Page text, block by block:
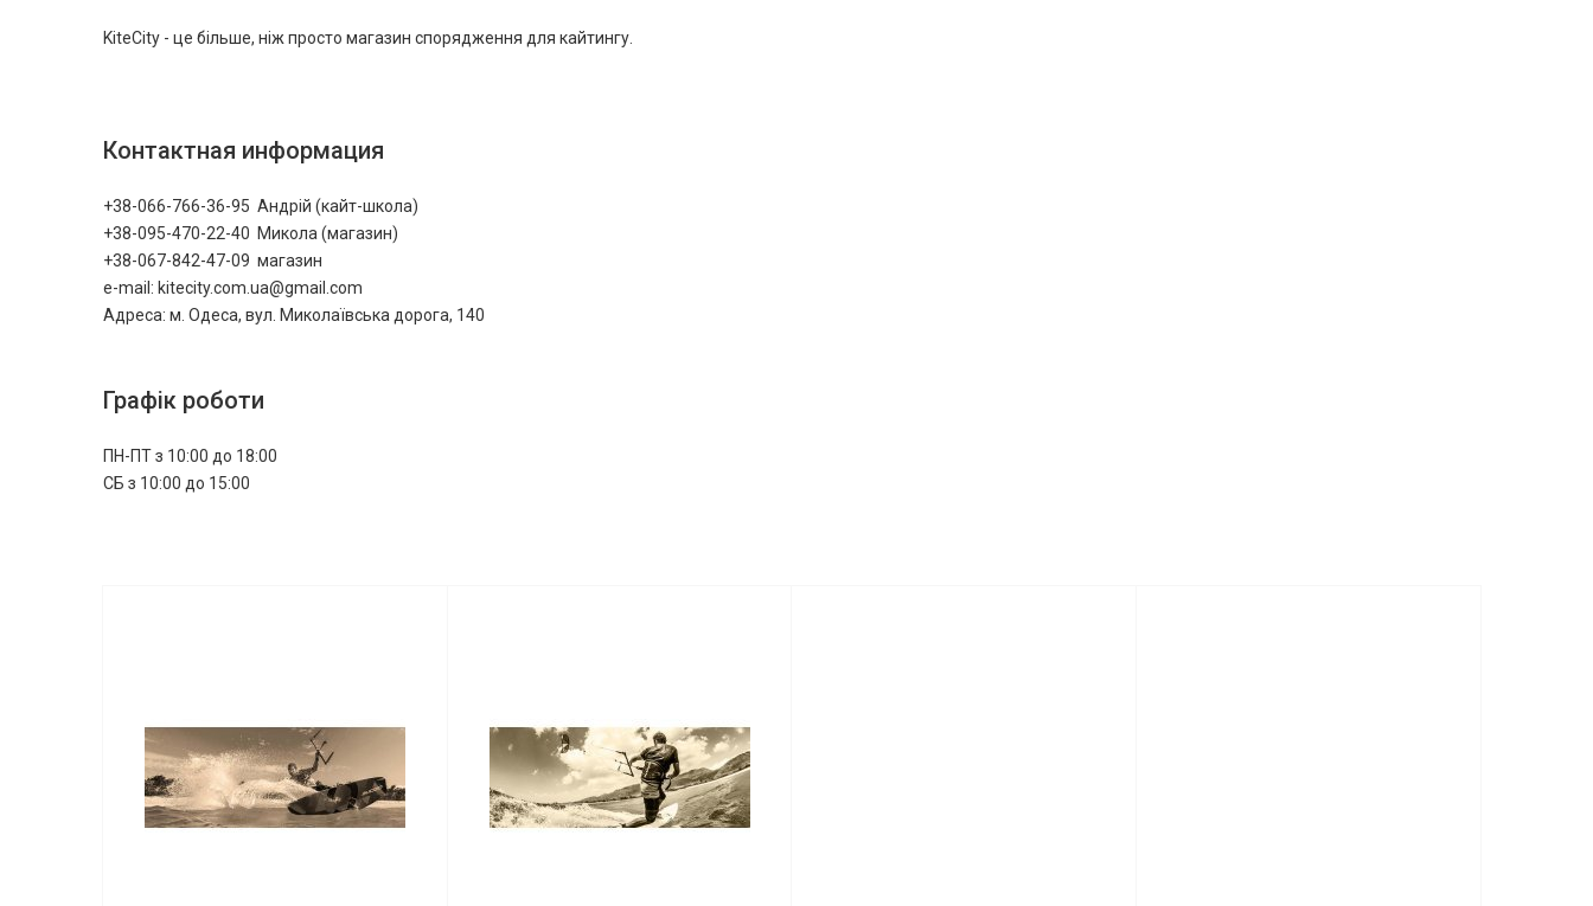
KiteCity - це більше, ніж просто магазин спорядження для кайтингу.
Контактная информация
+38-066-766-36-95 Андрій (кайт-школа)
+38-095-470-22-40 Микола (магазин)
+38-067-842-47-09 магазин
e-mail: kitecity.com.ua@gmail.com
Адреса: м. Одеса, вул. Миколаївська дорога, 140
Графік роботи
ПН-ПТ з 10:00 до 18:00
CБ з 10:00 до 15:00